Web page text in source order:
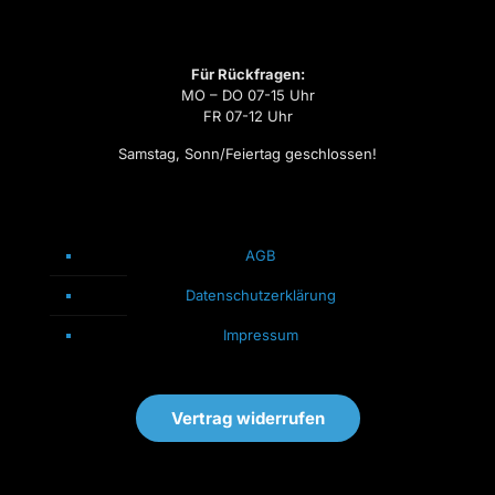
Für Rückfragen:
MO – DO 07-15 Uhr
FR 07-12 Uhr
Samstag, Sonn/Feiertag geschlossen!
AGB
Datenschutzerklärung
Impressum
Vertrag widerrufen